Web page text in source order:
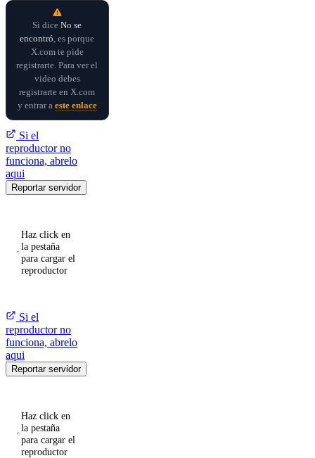
Si diceNo se
encontró, es porque
X.com te pide
registrarte. Para ver el
video debes
registrarte en X.com
y entrar a este enlace
Si el
reproductor no
funciona, abrelo
aqui
Reportar servidor
Haz click en
la pestaña
para cargar el
reproductor
Si el
reproductor no
funciona, abrelo
aqui
Reportar servidor
Haz click en
la pestaña
para cargar el
reproductor